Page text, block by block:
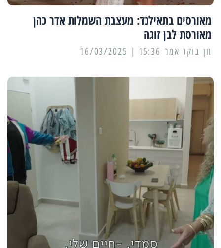
מאורסים בתאילנד: מעצבת השמלות אדר כהן
מאורסת לבן זוגה
15:36 | 16/03/2025